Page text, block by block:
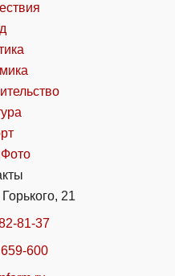
21
81-37
600